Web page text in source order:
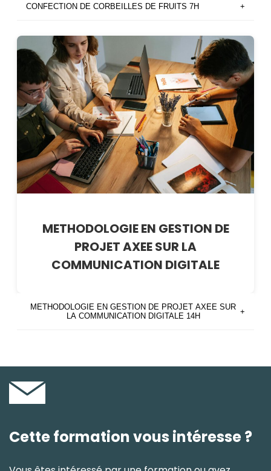
CONFECTION DE CORBEILLES DE FRUITS 7H +
METHODOLOGIE EN GESTION DE
PROJET AXEE SUR LA
COMMUNICATION DIGITALE
METHODOLOGIE EN GESTION DE PROJET AXEE SUR
LA COMMUNICATION DIGITALE 14H
+
Cette formation vous intéresse ?